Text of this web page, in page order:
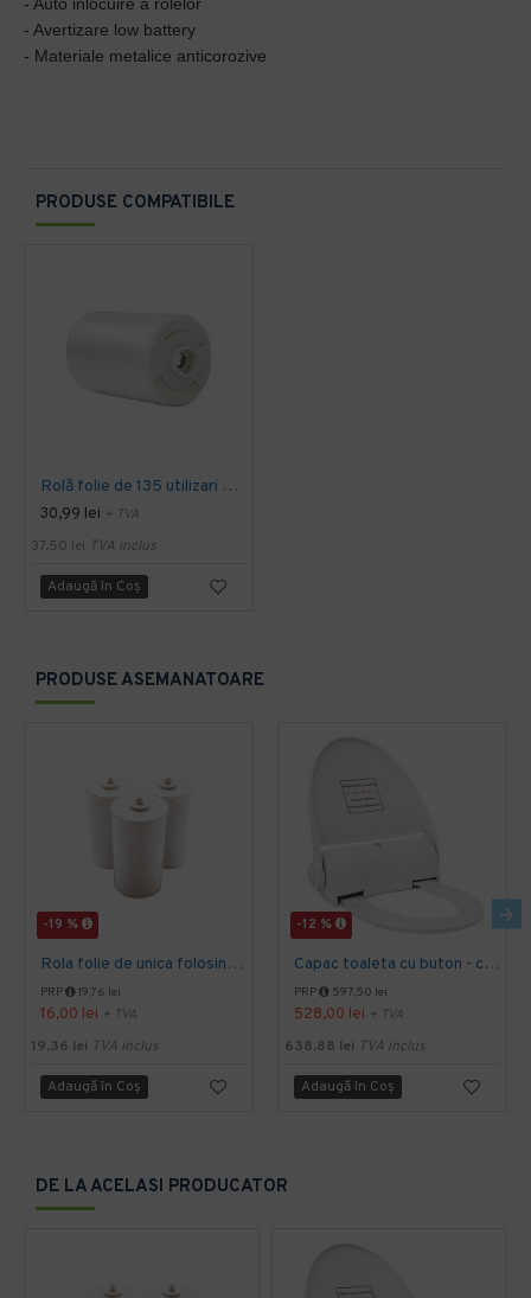
PRODUSE COMPATIBILE
Rolă folie de 135 utilizari pentru capacul de toaleta cu folie 135 Sanito
30,99 lei + TVA
37,50 lei TVA inclus
Adaugă în Coş
PRODUSE ASEMANATOARE
-19 %
Rola folie de unica folosinta, cu 60 utilizari, pentru capacele de toaleta cu buton, Sanito
PRP 19,76 lei
16,00 lei + TVA
19,36 lei TVA inclus
Adaugă în Coş
-12 %
Capac toaleta cu buton - cu folie 135 utilizari Sanito
PRP 597,50 lei
528,00 lei + TVA
638,88 lei TVA inclus
Adaugă în Coş
DE LA ACELASI PRODUCATOR
- Avertizare low battery
- Materiale metalice anticorozive